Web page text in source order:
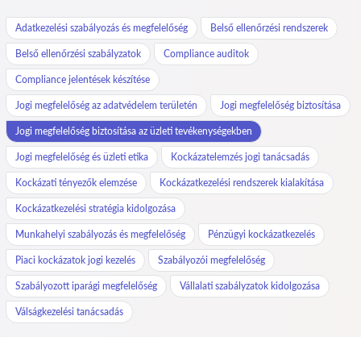
Adatkezelési szabályozás és megfelelőség Belső ellenőrzési rendszerek
Belső ellenőrzési szabályzatok Compliance auditok
Compliance jelentések készítése
Jogi megfelelőség az adatvédelem területén Jogi megfelelőség biztosítása
Jogi megfelelőség biztosítása az üzleti tevékenységekben
Jogi megfelelőség és üzleti etika Kockázatelemzés jogi tanácsadás
Kockázati tényezők elemzése Kockázatkezelési rendszerek kialakítása
Kockázatkezelési stratégia kidolgozása
Munkahelyi szabályozás és megfelelőség Pénzügyi kockázatkezelés
Piaci kockázatok jogi kezelés Szabályozói megfelelőség
Szabályozott iparági megfelelőség Vállalati szabályzatok kidolgozása
Válságkezelési tanácsadás